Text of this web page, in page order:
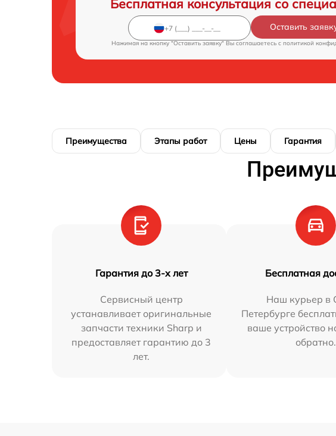
Бесплатная консультация со
Оставить
Нажимая на кнопку "Оставить заявку" Вы соглашаетесь c политикой
Преимущества Этапы работ Цены Гарантия
Гарантия до 3-х лет
Сервисный центр
устанавливает оригинальные
запчасти техники Sharp и
предоставляет гарантию до 3
лет.
Бесплатная
Наш курьер в
Петербурге
ваше устройство
обратно.